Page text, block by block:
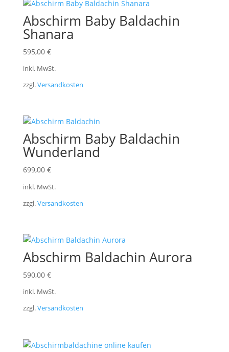
Abschirm Baby Baldachin
Shanara
595,00 €
inkl. MwSt.
zzgl.Versandkosten
Abschirm Baby Baldachin
Wunderland
699,00 €
inkl. MwSt.
zzgl.Versandkosten
Abschirm Baldachin Aurora
590,00 €
inkl. MwSt.
zzgl.Versandkosten